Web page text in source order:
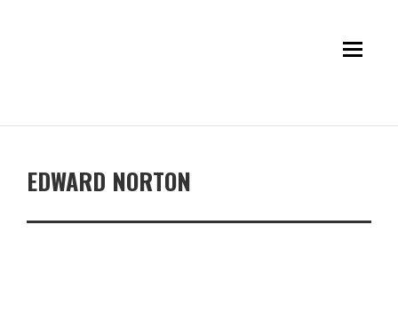
EDWARD NORTON